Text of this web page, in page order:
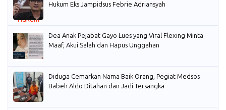
Hukum Eks Jampidsus Febrie Adriansyah
Dea Anak Pejabat Gayo Lues yang Viral Flexing Minta
Maaf, Akui Salah dan Hapus Unggahan
Diduga Cemarkan Nama Baik Orang, Pegiat Medsos
Babeh Aldo Ditahan dan Jadi Tersangka